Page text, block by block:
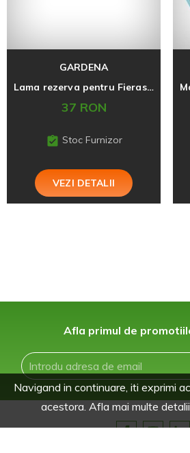
GARDENA
Lama rezerva pentru Fierastrau 691
37 RON
Stoc Furnizor
VEZI DETALII
Afla primul de
Navigand in continuare, iti exprimi
acestora. Afla mai multe detalii